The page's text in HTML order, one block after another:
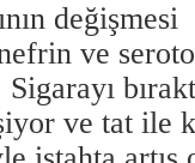
değişmesi
ve
Sigarayı
ve tat ile